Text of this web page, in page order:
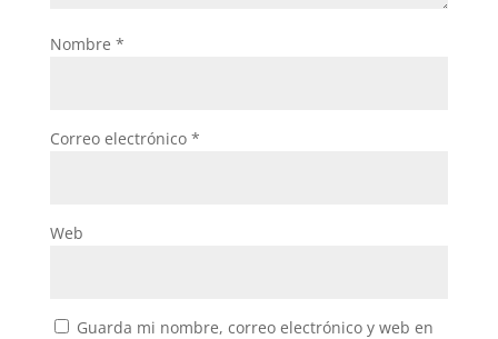
Nombre *
Correo electrónico *
Web
Guarda mi nombre, correo electrónico y web en